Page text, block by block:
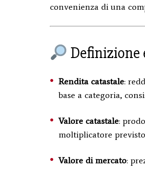
convenienza di una
Rendita catastale:
base a categoria,
Valore catastale:
moltiplicatore
Valore di mercato: